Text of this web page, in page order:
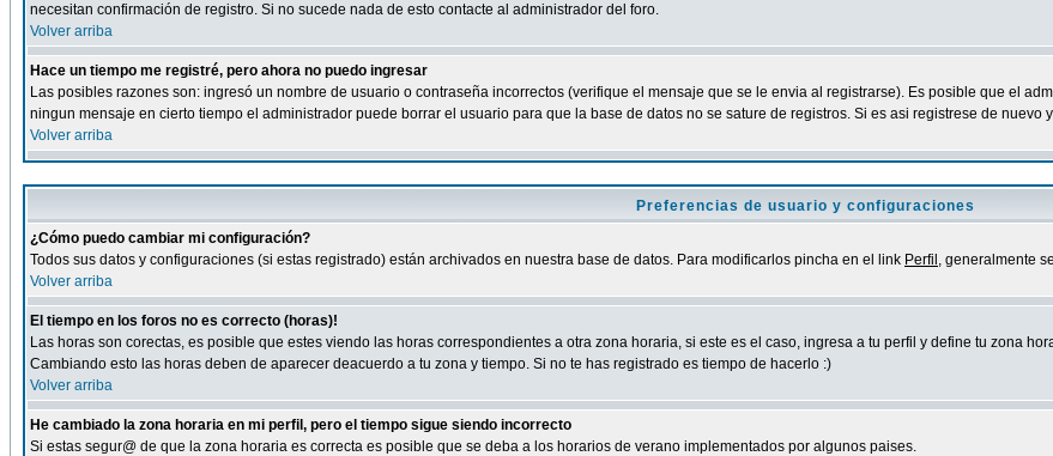
necesitan confirmación de registro. Si no sucede nada de esto contacte al administrador del foro.
Volver arriba
Hace un tiempo me registré, pero ahora no puedo ingresar
Las posibles razones son: ingresó un nombre de usuario o contraseña incorrectos (verifique el mensaje que se le envia al registrarse). Es posible que el
ningun mensaje en cierto tiempo el administrador puede borrar el usuario para que la base de datos no se sature de registros. Si es asi registrese de nuevo
Volver arriba
Preferencias de usuario y configuraciones
¿Cómo puedo cambiar mi configuración?
Todos sus datos y configuraciones (si estas registrado) están archivados en nuestra base de datos. Para modificarlos pincha en el link Perfil , generalmente
Volver arriba
El tiempo en los foros no es correcto (horas)!
Las horas son corectas, es posible que estes viendo las horas correspondientes a otra zona horaria, si este es el caso, ingresa a tu perfil y define tu zona
Cambiando esto las horas deben de aparecer deacuerdo a tu zona y tiempo. Si no te has registrado es tiempo de hacerlo :)
Volver arriba
He cambiado la zona horaria en mi perfil, pero el tiempo sigue siendo incorrecto
Si estas segur@ de que la zona horaria es correcta es posible que se deba a los horarios de verano implementados por algunos paises.